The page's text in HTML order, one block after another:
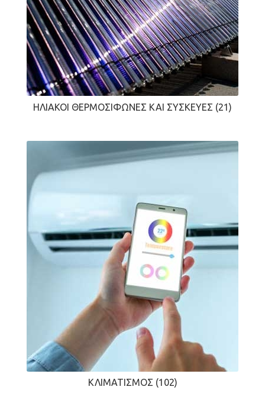
ΗΛΙΑΚΟΊ ΘΕΡΜΟΣΊΦΩΝΕΣ ΚΑΙ ΣΥΣΚΕΥΈΣ (21)
ΚΛΙΜΑΤΙΣΜΌΣ (102)